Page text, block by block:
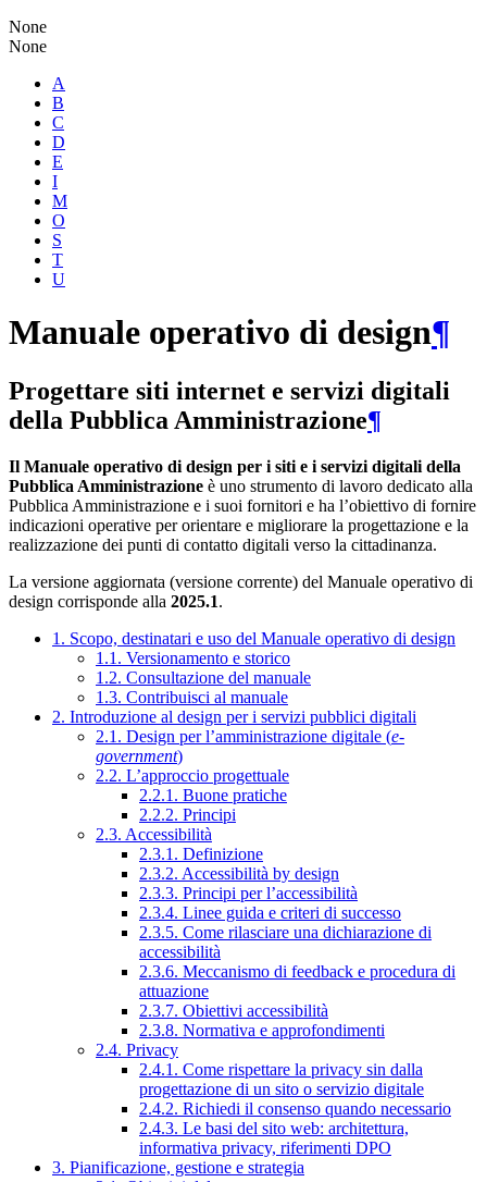
None
None
A
B
C
D
E
I
M
O
S
T
U
Manuale operativo di design¶
Progettare siti internet e servizi digitali
della Pubblica Amministrazione¶
Il Manuale operativo di design per i siti e i servizi digitali della
Pubblica Amministrazione è uno strumento di lavoro dedicato alla
Pubblica Amministrazione e i suoi fornitori e ha l’obiettivo di fornire
indicazioni operative per orientare e migliorare la progettazione e la
realizzazione dei punti di contatto digitali verso la cittadinanza.
La versione aggiornata (versione corrente) del Manuale operativo di
design corrisponde alla 2025.1.
1. Scopo, destinatari e uso del Manuale operativo di design
1.1. Versionamento e storico
1.2. Consultazione del manuale
1.3. Contribuisci al manuale
2. Introduzione al design per i servizi pubblici digitali
2.1. Design per l’amministrazione digitale (e-
government)
2.2. L’approccio progettuale
2.2.1. Buone pratiche
2.2.2. Principi
2.3. Accessibilità
2.3.1. Definizione
2.3.2. Accessibilità by design
2.3.3. Principi per l’accessibilità
2.3.4. Linee guida e criteri di successo
2.3.5. Come rilasciare una dichiarazione di
accessibilità
2.3.6. Meccanismo di feedback e procedura di
attuazione
2.3.7. Obiettivi accessibilità
2.3.8. Normativa e approfondimenti
2.4. Privacy
2.4.1. Come rispettare la privacy sin dalla
progettazione di un sito o servizio digitale
2.4.2. Richiedi il consenso quando necessario
2.4.3. Le basi del sito web: architettura,
informativa privacy, riferimenti DPO
3. Pianificazione, gestione e strategia